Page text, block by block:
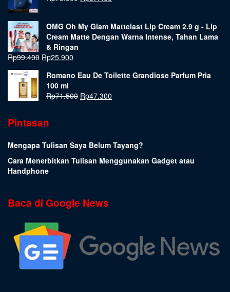
OMG Oh My Glam Mattelast Lip Cream 2.9 g - Lip
Cream Matte Dengan Warna Intense, Tahan Lama
& Ringan
Rp99.400 Rp25.900
Romano Eau De Toilette Grandiose Parfum Pria
100 ml
Rp71.500 Rp47.300
Pintasan
Mengapa Tulisan Saya Belum Tayang?
Cara Menerbitkan Tulisan Menggunakan Gadget atau
Handphone
Baca di Google News